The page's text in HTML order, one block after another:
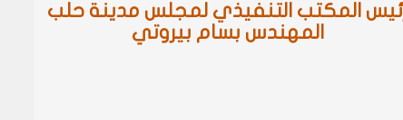
المكتب التنفيذي لمجلس مدينة حلب
المهندس بسام بيروتي